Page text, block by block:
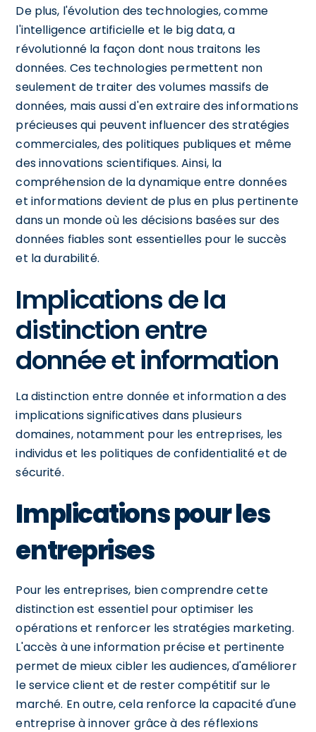
De plus, l'évolution des technologies, comme
l'intelligence artificielle et le big data, a
révolutionné la façon dont nous traitons les
données. Ces technologies permettent non
seulement de traiter des volumes massifs de
données, mais aussi d'en extraire des informations
précieuses qui peuvent influencer des stratégies
commerciales, des politiques publiques et même
des innovations scientifiques. Ainsi, la
compréhension de la dynamique entre données
et informations devient de plus en plus pertinente
dans un monde où les décisions basées sur des
données fiables sont essentielles pour le succès
et la durabilité.
Implications de la
distinction entre
donnée et information
La distinction entre donnée et information a des
implications significatives dans plusieurs
domaines, notamment pour les entreprises, les
individus et les politiques de confidentialité et de
sécurité.
Implications pour les
entreprises
Pour les entreprises, bien comprendre cette
distinction est essentiel pour optimiser les
opérations et renforcer les stratégies marketing.
L'accès à une information précise et pertinente
permet de mieux cibler les audiences, d'améliorer
le service client et de rester compétitif sur le
marché. En outre, cela renforce la capacité d'une
entreprise à innover grâce à des réflexions